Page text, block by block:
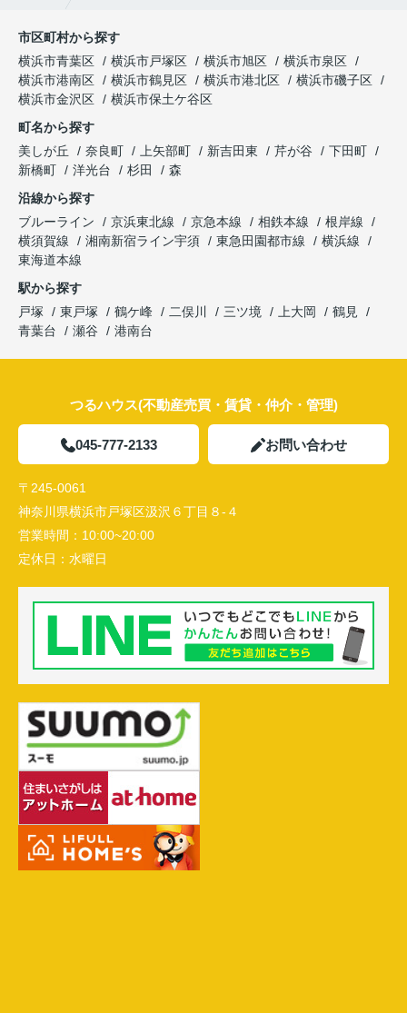
市区町村から探す
横浜市青葉区
横浜市戸塚区 横浜市旭区
横浜市泉区
横浜市港南区
横浜市鶴見区 横浜市港北区
横浜市磯子区
横浜市金沢区
横浜市保土ケ谷区
町名から探す
美しが丘
奈良町 上矢部町 新吉田東 芹が谷
下田町
新橋町
洋光台 杉田
森
沿線から探す
ブルーライン
京浜東北線 京急本線 相鉄本線
根岸線
横須賀線
湘南新宿ライン宇須 東急田園都市線
横浜線
東海道本線
駅から探す
戸塚
東戸塚 鶴ケ峰 二俣川 三ツ境 上大岡
鶴見
青葉台
瀬谷 港南台
つるハウス(不動産売買・賃貸・仲介・管理)
045-777-2133 お問い合わせ
〒245-0061
神奈川県横浜市戸塚区汲沢６丁目８-４
営業時間： 10:00~20:00
定休日： 水曜日